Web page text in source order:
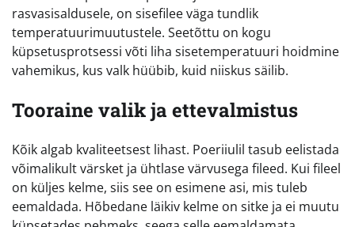
rasvasisaldusele, on sisefilee väga tundlik
temperatuurimuutustele. Seetõttu on kogu
küpsetusprotsessi võti liha sisetemperatuuri hoidmine
vahemikus, kus valk hüübib, kuid niiskus säilib.
Tooraine valik ja ettevalmistus
Kõik algab kvaliteetsest lihast. Poeriiulil tasub eelistada
võimalikult värsket ja ühtlase värvusega fileed. Kui fileel
on küljes kelme, siis see on esimene asi, mis tuleb
eemaldada. Hõbedane läikiv kelme on sitke ja ei muutu